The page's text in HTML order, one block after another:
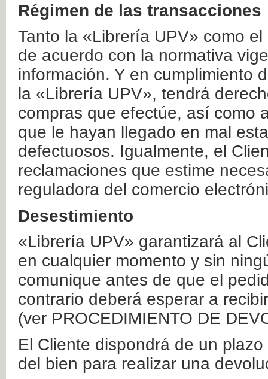
Régimen de las transacciones
Tanto la «Librería UPV» como
de acuerdo con la normativa
información. Y en cumplimiento
la «Librería UPV», tendrá
compras que efectúe, así como
que le hayan llegado en mal
defectuosos. Igualmente, el
reclamaciones que estime
reguladora del comercio
Desestimiento
«Librería UPV» garantizará al
en cualquier momento y sin
comunique antes de que el
contrario deberá esperar a
(ver PROCEDIMIENTO DE
El Cliente dispondrá de un
del bien para realizar una